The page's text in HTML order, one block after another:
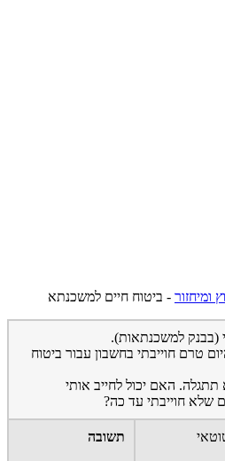
ומיחזור - ביטוח חיים למשכנתא
(בבנק למשכנתאות).
טרם חוייבתי בחשבון עבור ביטוח
האם יכול לחייב אותי
שלא חוייבתי עד כה?
תשובה